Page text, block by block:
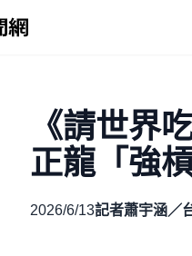
《請世界
正龍「強
2026/6/13記者蕭宇涵／